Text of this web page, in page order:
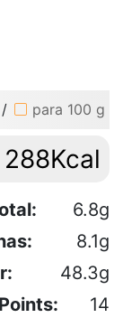
/ para 100 g
288Kcal
6.8g
8.1g
48.3g
14